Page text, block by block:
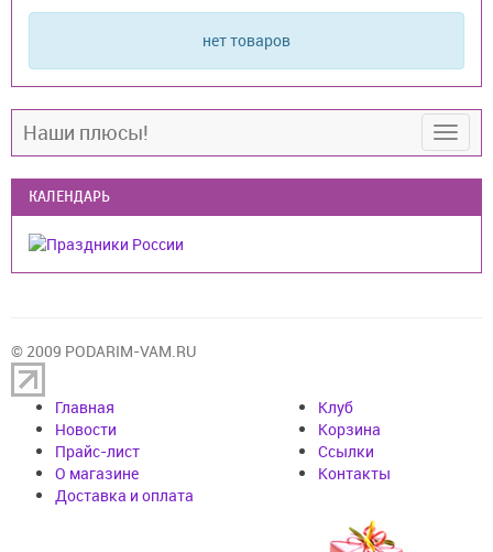
нет товаров
Наши плюсы!
КАЛЕНДАРЬ
© 2009 PODARIM-VAM.RU
Главная
Новости
Прайс-лист
О магазине
Доставка и оплата
Клуб
Корзина
Cсылки
Контакты